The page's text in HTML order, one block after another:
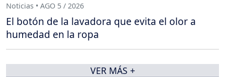
Noticias • AGO 5 / 2026
El botón de la lavadora que evita el olor a
humedad en la ropa
VER MÁS +